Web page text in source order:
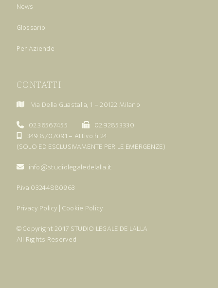
News
Glossario
Per Aziende
CONTATTI
Via Della Guastalla, 1 – 20122 Milano
02.36567455
02.92853330
349 8707091 – Attivo h 24
(SOLO ED ESCLUSIVAMENTE PER LE EMERGENZE)
info@studiolegaledelalla.it
P.iva 03244880963
Privacy Policy | Cookie Policy
© Copyright 2017 STUDIO LEGALE DE LALLA
All Rights Reserved